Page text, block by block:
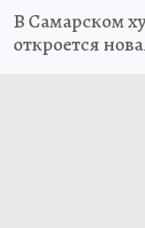
В Самарском
откроется